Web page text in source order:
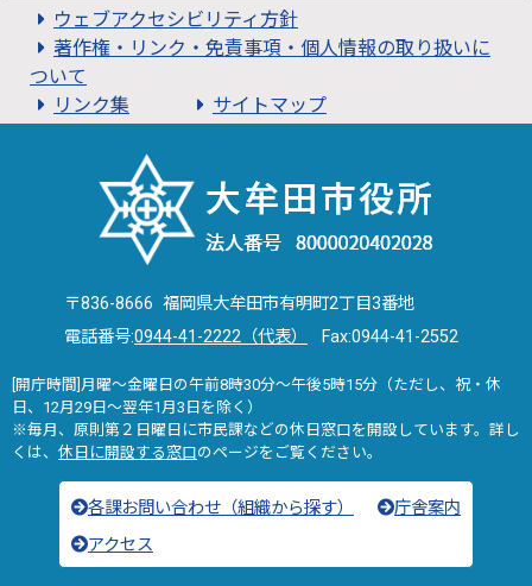
ウェブアクセシビリティ方針
著作権・リンク・免責事項・個人情報の取り扱いに
ついて
リンク集
サイトマップ
〒836-8666 福岡県大牟田市有明町2丁目3番地
電話番号:0944-41-2222（代表） Fax:0944-41-2552
[開庁時間]月曜～金曜日の午前8時30分～午後5時15分（ただし、祝・休
日、12月29日～翌年1月3日を除く）
※毎月、原則第２日曜日に市民課などの休日窓口を開設しています。詳し
くは、 休日に開設する窓口のページをご覧ください。
各課お問い合わせ（組織から探す）
庁舎案内
アクセス